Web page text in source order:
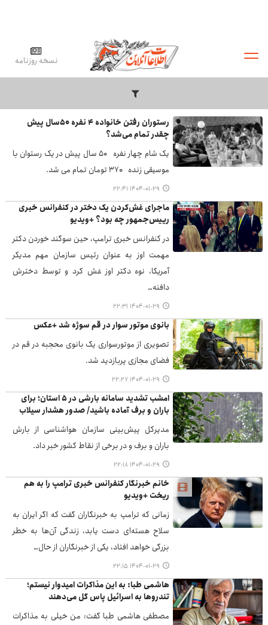
نسخه روزنامه
رستوران رفتن خانواده ۴ نفره ۵۰سال پیش
چقدر تمام می‌شد؟
یک شام چهار نفره ۵۰ سال پیش در یک رستوان با
موسیقی زنده ۳۷۰ تومان تمام می شد.
۱۴۰۴-۰۱-۲۹ ۲۲:۴۱
ماجرای غش‌کردن یک دختر در کنفرانس خبری
رییس‌جمهور چه بود؟ +ویدیو
در کنفرانس خبری ترامپ، حین سوگند خوردن دکتر
مهمت اوز به عنوان رئیس سازمان مهم مدیکر
آمریکا، نوه دکتر اوز غش کرد و توسط دخترش
دافنه…
۱۴۰۴-۰۱-۲۹ ۲۲:۳۱
بانوی موتور سوار در قم سوژه شد +عکس
تصویری از موتورسواری یک بانوی محجبه در قم در
فضای مجازی پربازدید شد.
۱۴۰۴-۰۱-۲۹ ۲۲:۲۷
امشب تشدید سامانه بارشی در ۵ استان؛ برای
باران و برف آماده باشید/ صدور هشدار سیلاب
مدیرکل پیش‌بینی سازمان هواشناسی از بارش
باران و برف و در برخی از نقاط کشور خبر داد.
۱۴۰۴-۰۱-۲۹ ۲۲:۱۸
خانم خبرنگار کنفرانس خبری ترامپ را به هم
ریخت +ویدیو
زمانی که ترامپ به خبرنگاران گفت که اگر ایران به
سلاح هسته‌ای دست یابد، زندگی آن‌ها به خطر
بزرگی خواهد افتاد، یکی از خبرنگاران از حال…
۱۴۰۴-۰۱-۲۹ ۲۲:۱۵
هاشمی طبا: به این مذاکرات امیدوار نیستم؛
تندروها به اسرائیل پاس گل می‌دهند
مصطفی هاشمی طبا گفت: من خیلی به مذاکرات